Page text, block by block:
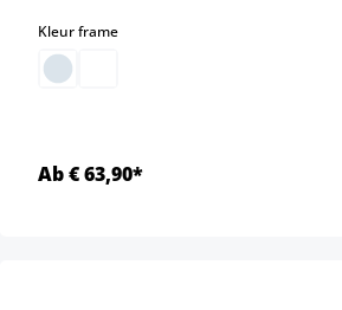
Kleur frameselect
Ab € 63,90*